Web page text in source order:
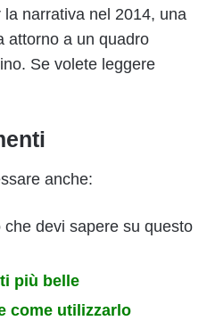
narrativa nel 2014, una
attorno a un quadro
Se volete leggere
anche:
che devi sapere su questo
più belle
come utilizzarlo